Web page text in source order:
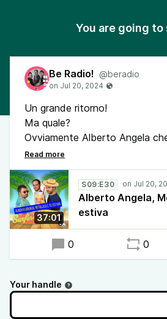
You are going to
Be Radio! @beradio
Un grande ritorno!
Ma quale?
Ovviamente Alberto Angela
della sua presenza portandoci
nuova grande impresa.
Ma non solo, in questa puntata
concerti ma soprattutto di
d'estate.
Un po' come noi.
37:01
S09:E30
Alberto Angela,
estiva
0 0
Your handle